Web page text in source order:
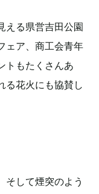
える県営吉田公園
ェア、商工会青年
トもたくさんあ
る花火にも協賛し
そして煙突のよう